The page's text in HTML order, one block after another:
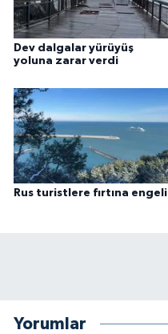
Dev dalgalar yürüyüş
yoluna zarar verdi
Rus turistlere fırtına engeli
Yorumlar